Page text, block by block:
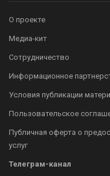
О проекте
Медиа-кит
Сотрудничество
Информационное
Условия публикации
Пользовательское
Публичная оферта о
услуг
Телеграм-канал